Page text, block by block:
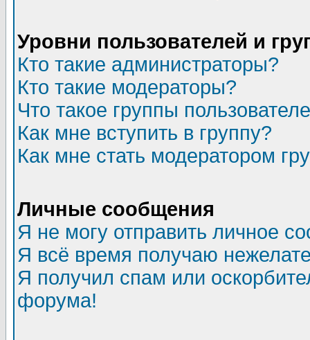
Уровни пользователей и
Кто такие администраторы?
Кто такие модераторы?
Что такое группы
Как мне вступить в группу?
Как мне стать модератором
Личные сообщения
Я не могу отправить личное
Я всё время получаю
Я получил спам или
форума!